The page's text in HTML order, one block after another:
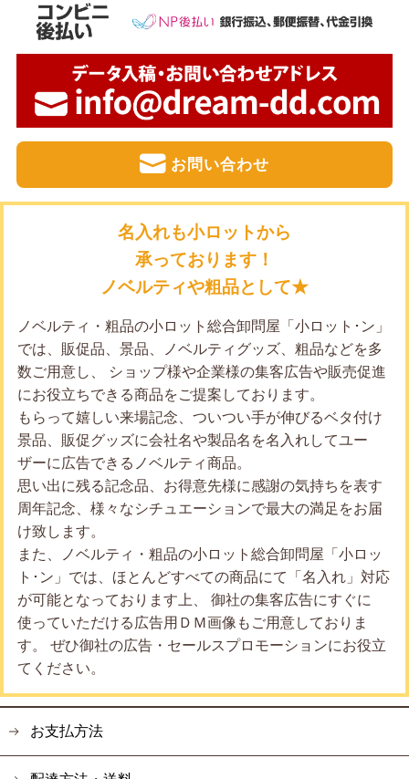
お問い合わせ
名入れも小ロットから
承っております！
ノベルティや粗品として★
ノベルティ・粗品の小ロット総合卸問屋「小ロット･ン」
では、販促品、景品、ノベルティグッズ、粗品などを多
数ご用意し、 ショップ様や企業様の集客広告や販売促進
にお役立ちできる商品をご提案しております。
もらって嬉しい来場記念、ついつい手が伸びるベタ付け
景品、販促グッズに会社名や製品名を名入れしてユー
ザーに広告できるノベルティ商品。
思い出に残る記念品、お得意先様に感謝の気持ちを表す
周年記念、様々なシチュエーションで最大の満足をお届
け致します。
また、ノベルティ・粗品の小ロット総合卸問屋「小ロッ
ト･ン」では、ほとんどすべての商品にて「名入れ」対応
が可能となっております上、 御社の集客広告にすぐに
使っていただける広告用ＤＭ画像もご用意しておりま
す。 ぜひ御社の広告・セールスプロモーションにお役立
てください。
お支払方法